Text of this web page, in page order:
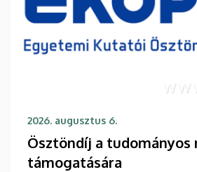
2026. augusztus 6.
Ösztöndíj a tudományos
támogatására